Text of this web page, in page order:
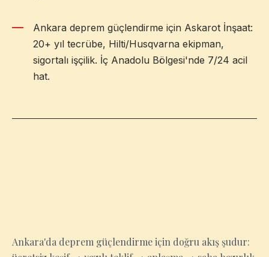
Ankara deprem güçlendirme için Askarot İnşaat:
20+ yıl tecrübe, Hilti/Husqvarna ekipman,
sigortalı işçilik. İç Anadolu Bölgesi'nde 7/24 acil
hat.
Ankara'da deprem güçlendirme için doğru akış şudur: